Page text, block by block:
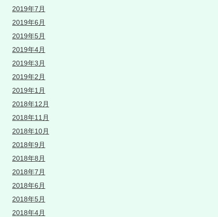
2019年7月
2019年6月
2019年5月
2019年4月
2019年3月
2019年2月
2019年1月
2018年12月
2018年11月
2018年10月
2018年9月
2018年8月
2018年7月
2018年6月
2018年5月
2018年4月